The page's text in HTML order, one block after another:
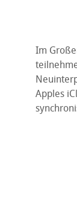
Im
Apples